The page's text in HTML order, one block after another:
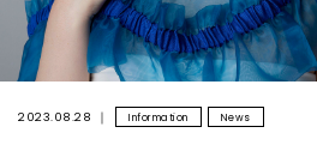
2023.08.28 Information News
미용실용
회사